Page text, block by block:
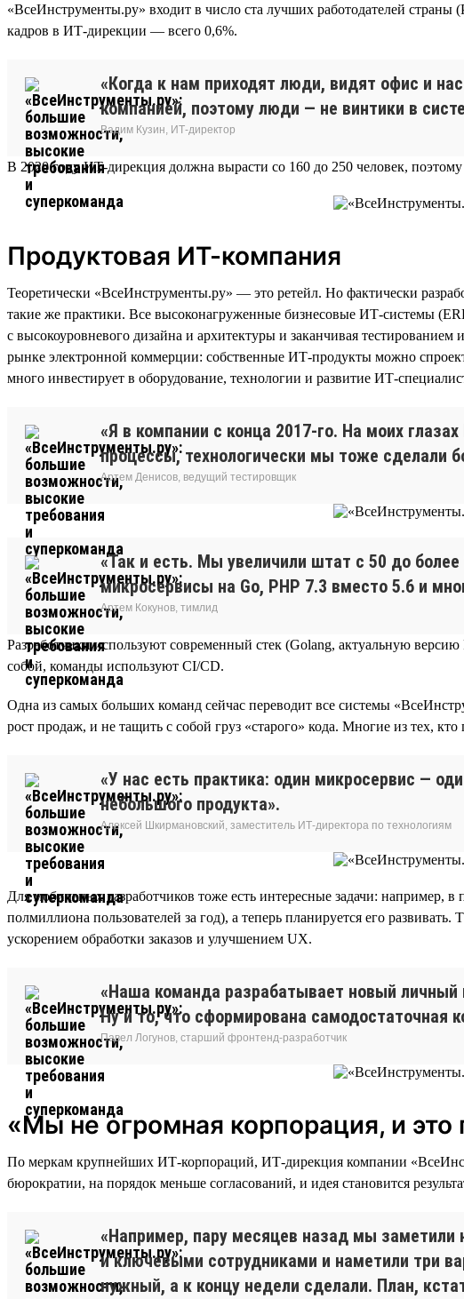
«ВсеИнструменты.ру» входит в число ста лучших работодателей страны
кадров в ИТ-дирекции — всего 0,6%.
«Когда к нам приходят люди, видят офис и
компанией, поэтому люди — не винтики в
Вадим Кузин, ИТ-директор
В 2020 году ИТ-дирекция должна вырасти со 160 до 250 человек,
Продуктовая ИТ-компания
Теоретически «ВсеИнструменты.ру» — это ретейл. Но фактически
такие же практики. Все высоконагруженные бизнесовые ИТ-системы
с высокоуровневого дизайна и архитектуры и заканчивая
рынке электронной коммерции: собственные ИТ-продукты можно
много инвестирует в оборудование, технологии и развитие ИТ-
«Я в компании с конца 2017-го. На моих
процессы, технологически мы тоже сделали
Артем Денисов, ведущий тестировщик
«Так и есть. Мы увеличили штат с 50 до
микросервисы на Go, PHP 7.3 вместо 5.6 и
Артем Кокунов, тимлид
Разработчики используют современный стек (Golang, актуальную
собой, команды используют CI/CD.
Одна из самых больших команд сейчас переводит все системы
рост продаж, и не тащить с собой груз «старого» кода. Многие из тех,
«У нас есть практика: один микросервис —
небольшого продукта».
Алексей Шкирмановский, заместитель ИТ-директора по технологиям
Для мобильных разработчиков тоже есть интересные задачи:
полмиллиона пользователей за год), а теперь планируется его
ускорением обработки заказов и улучшением UX.
«Наша команда разрабатывает новый
Ну и то, что сформирована самодостаточная
Павел Логунов, старший фронтенд-разработчик
«Мы не огромная корпорация, и
По меркам крупнейших ИТ-корпораций, ИТ-дирекция компании
бюрократии, на порядок меньше согласований, и идея становится
«Например, пару месяцев назад мы
и ключевыми сотрудниками и наметили три
нужный, а к концу недели сделали. План,